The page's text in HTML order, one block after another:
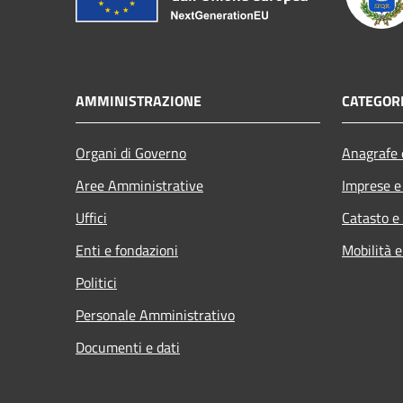
AMMINISTRAZIONE
Organi di Governo
Aree Amministrative
Uffici
Enti e fondazioni
Politici
Personale Amministrativo
Documenti e dati
Imprese
Catasto
Mobilità